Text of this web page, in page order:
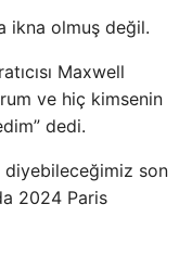
ikna olmuş değil.
Maxwell
ve hiç kimsenin
dedi.
diyebileceğimiz son
2024 Paris